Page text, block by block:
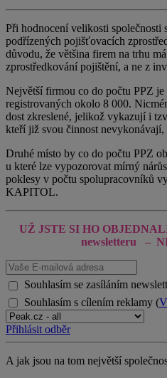
Při hodnocení velikosti společnosti
podřízených pojišťovacích
důvodu, že většina firem na trhu
zprostředkování pojištění, a ne z
Největší firmou co do počtu PPZ
registrovaných okolo 8 000.
dost zkreslené, jelikož vykazují i
kteří již svou činnost nevykonávají,
Druhé místo by co do počtu PPZ
u které lze vypozorovat mírný
poklesy v počtu spolupracovníků
KAPITOL.
UŽ JSTE SI HO
newsletteru –
Souhlasím se zasíláním
Souhlasím s cílením reklamy (
Přihlásit odběr
A jak jsou na tom největší